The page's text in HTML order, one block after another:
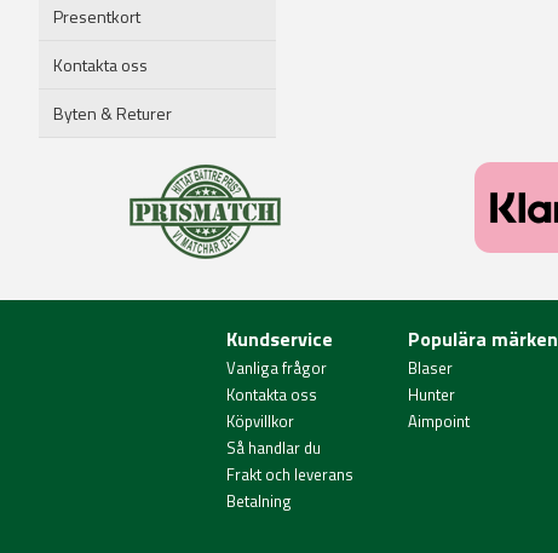
Presentkort
Kontakta oss
Byten & Returer
Kundservice
Vanliga frågor
Kontakta oss
Köpvillkor
Så handlar du
Frakt och leverans
Betalning
Populära märken
Blaser
Hunter
Aimpoint